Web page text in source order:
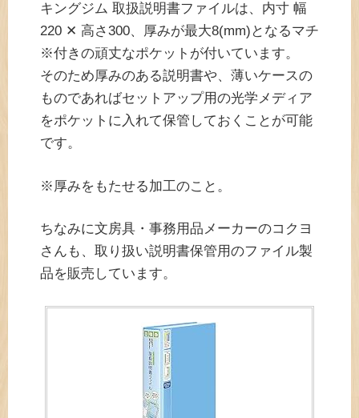
キングジム 取扱説明書ファイルは、内寸 幅
220 ✕ 高さ300、厚みが最大8(mm)となるマチ
※付きの頑丈なポケットが付いています。
そのため厚みのある説明書や、薄いケースの
ものであればセットアップ用の光学メディア
をポケットに入れて保管しておくことが可能
です。
※厚みをもたせる加工のこと。
ちなみに文房具・事務用品メーカーのコクヨ
さんも、取り扱い説明書保管用のファイル製
品を販売しています。